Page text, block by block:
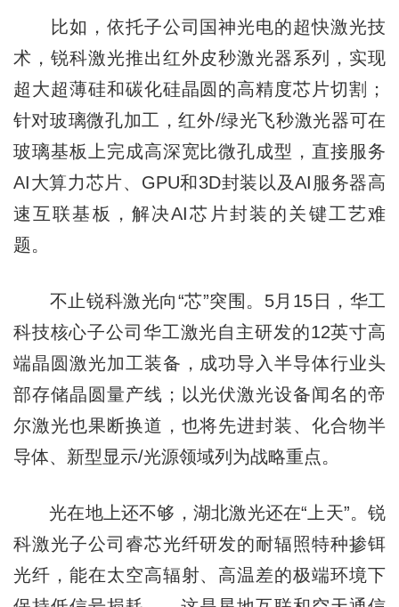
比如，依托子公司国神光电的超快激光技
术，锐科激光推出红外皮秒激光器系列，实现
超大超薄硅和碳化硅晶圆的高精度芯片切割；
针对玻璃微孔加工，红外/绿光飞秒激光器可在
玻璃基板上完成高深宽比微孔成型，直接服务
AI大算力芯片、GPU和3D封装以及AI服务器高
速互联基板，解决AI芯片封装的关键工艺难
题。
不止锐科激光向“芯”突围。5月15日，华工
科技核心子公司华工激光自主研发的12英寸高
端晶圆激光加工装备，成功导入半导体行业头
部存储晶圆量产线；以光伏激光设备闻名的帝
尔激光也果断换道，也将先进封装、化合物半
导体、新型显示/光源领域列为战略重点。
光在地上还不够，湖北激光还在“上天”。锐
科激光子公司睿芯光纤研发的耐辐照特种掺铒
光纤，能在太空高辐射、高温差的极端环境下